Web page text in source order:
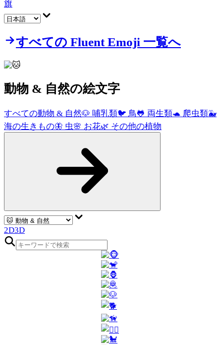
旗
すべての Fluent Emoji 一覧へ
動物 & 自然の絵文字
すべての動物 & 自然🐶 哺乳類🐦 鳥🐸 両生類🐢 爬虫類🐳
海の生きもの🦋 虫🌸 お花🌿 その他の植物
2D3D